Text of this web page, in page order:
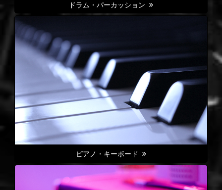
ドラム・パーカッション
ピアノ・キーボード